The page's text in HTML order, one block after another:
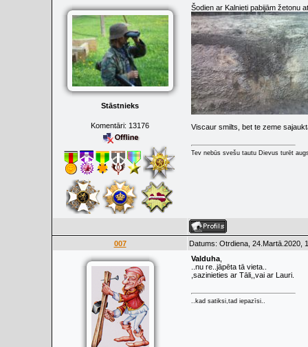
Stāstnieks
Komentāri: 13176
Šodien ar Kalnieti pabijām žetonu
Viscaur smilts, bet te zeme
Tev nebūs svešu tautu Dievus turēt
007 Datums: Otrdiena, 24.Martā.2020,
Valduha
..nu re..jāpēta tā vieta..
,sazinieties ar Tāli,,vai ar Lauri.
..kad satiksi,tad iepazīsi..